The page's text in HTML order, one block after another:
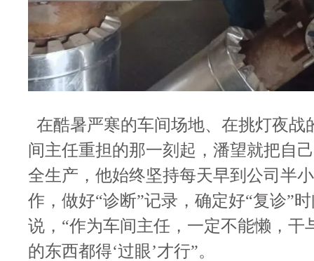
在酷暑严寒的车间场地、在挑灯夜
间主任重担的那一刻起，潘望就把自
全生产，他始终坚持每天早到公司半
作，做好“诊断”记录，确定好“复诊”
说， “作为车间主任，一定不能懒，干
的东西都得‘过眼’才行”。